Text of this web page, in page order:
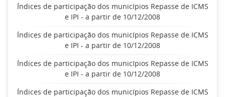
Índices de participação dos municípios Repasse de ICMS
e IPI - a partir de 10/12/2008
Índices de participação dos municípios Repasse de ICMS
e IPI - a partir de 10/12/2008
Índices de participação dos municípios Repasse de ICMS
e IPI - a partir de 10/12/2008
Índices de participação dos municípios Repasse de ICMS